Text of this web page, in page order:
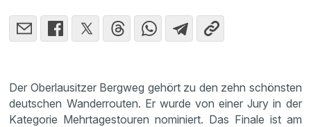
Der Oberlausitzer Bergweg gehört zu den zehn schönsten
deutschen Wanderrouten. Er wurde von einer Jury in der
Kategorie Mehrtagestouren nominiert. Das Finale ist am